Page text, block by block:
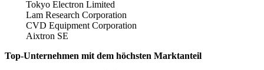
Tokyo Electron Limited
Lam Research Corporation
CVD Equipment Corporation
Aixtron SE
Top-Unternehmen mit dem höchsten Marktanteil